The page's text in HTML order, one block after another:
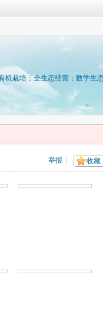
机栽培；全生态经营；数学生
收藏
举报